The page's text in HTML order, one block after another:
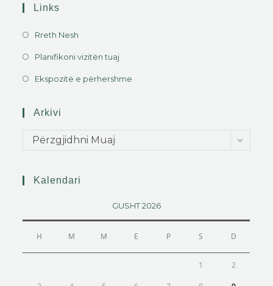
Links
Rreth Nesh
Planifikoni vizitën tuaj
Ekspozitë e përhershme
Arkivi
Përzgjidhni Muaj
Kalendari
GUSHT 2026
H M M E P S D
1 2